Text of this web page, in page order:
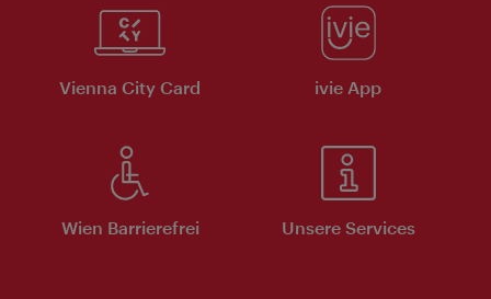
Vienna City Card ivie App
Wien Barrierefrei Unsere Services